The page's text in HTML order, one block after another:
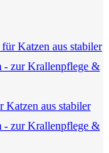
aus stabiler
- zur Krallenpflege &